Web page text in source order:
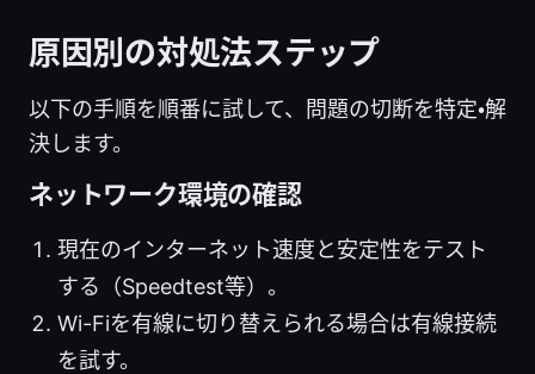
原因別の対処法ステップ
以下の手順を順番に試して、問題の切断を特定・解
決します。
ネットワーク環境の確認
現在のインターネット速度と安定性をテスト
する（Speedtest等）。
Wi-Fiを有線に切り替えられる場合は有線接続
を試す。